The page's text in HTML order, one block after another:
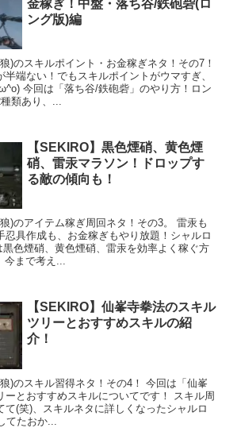
金稼ぎ！中盤・落ち谷/鉄砲砦(ロ
ング版)編
)のスキルポイント・お金稼ぎネタ！その7！
端ない！でもスキルポイントがウマすぎ、
今回は「落ち谷/鉄砲砦」のやり方！ロン
類あり、...
【SEKIRO】黒色煙硝、黄色煙
硝、雷汞マラソン！ドロップす
る敵の傾向も！
)のアイテム稼ぎ周回ネタ！その3。 雷汞も
忍具作成も、お金稼ぎもやり放題！シャルロ
色煙硝、黄色煙硝、雷汞を効率よく稼ぐ方
今まで考え...
【SEKIRO】仙峯寺拳法のスキル
ツリーとおすすめスキルの紹
介！
)のスキル習得ネタ！その4！ 今回は「仙峯
ーとおすすめスキルについてです！ スキル周
て(笑)、スキルネタに詳しくなったシャルロ
てたおか...